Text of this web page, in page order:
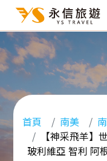
首頁 南美
【神采飛羊】
玻利維亞 智利 阿